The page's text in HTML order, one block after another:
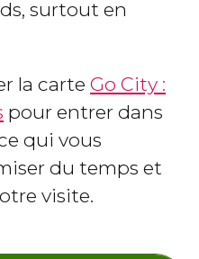
surtout en
la carte Go City :
pour entrer dans
qui vous
du temps et
visite.